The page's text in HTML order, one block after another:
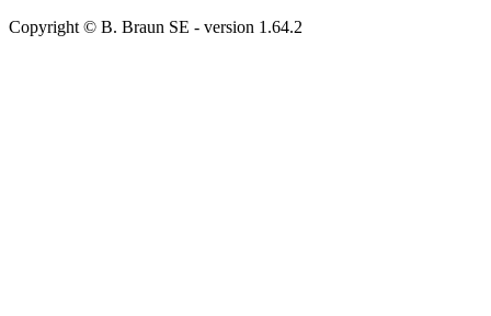
Copyright © B. Braun SE - version 1.64.2